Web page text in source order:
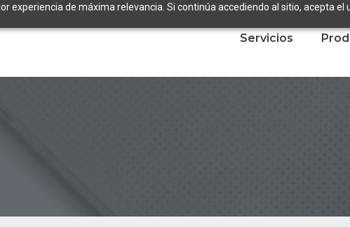
experiencia de máxima relevancia. Si continúa accediendo al sitio, acepta el
Servicios